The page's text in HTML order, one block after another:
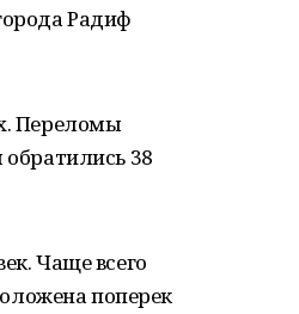
Радиф
Переломы
38
Чаще всего
поперек